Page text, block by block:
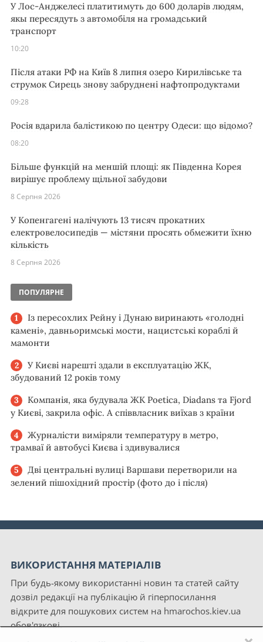
У Лос-Анджелесі платитимуть до 600 доларів людям,
якы пересядуть з автомобіля на громадський
транспорт
10:20
Після атаки РФ на Київ 8 липня озеро Кирилівське та
струмок Сирець знову забруднені нафтопродуктами
09:28
Росія вдарила балістикою по центру Одеси: що відомо?
08:20
Більше функцій на меншій площі: як Південна Корея
вирішує проблему щільної забудови
8 Серпня 2026
У Копенгагені налічують 13 тисяч прокатних
електровелосипедів — містяни просять обмежити їхню
кількість
8 Серпня 2026
ПОПУЛЯРНЕ
Із пересохлих Рейну і Дунаю виринають «голодні
камені», давньоримські мости, нацистські кораблі й
мамонти
У Києві нарешті здали в експлуатацію ЖК,
збудований 12 років тому
Компанія, яка будувала ЖК Poetica, Diadans та Fjord
у Києві, закрила офіс. А співвласник виїхав з країни
Журналісти виміряли температуру в метро,
трамваї й автобусі Києва і здивувалися
Дві центральні вулиці Варшави перетворили на
зелений пішохідний простір (фото до і після)
ВИКОРИСТАННЯ МАТЕРІАЛІВ
При будь-якому використанні новин та статей сайту
дозвіл редакції на публікацію й гіперпосилання
відкрите для пошукових систем на hmarochos.kiev.ua
обов'язкові.